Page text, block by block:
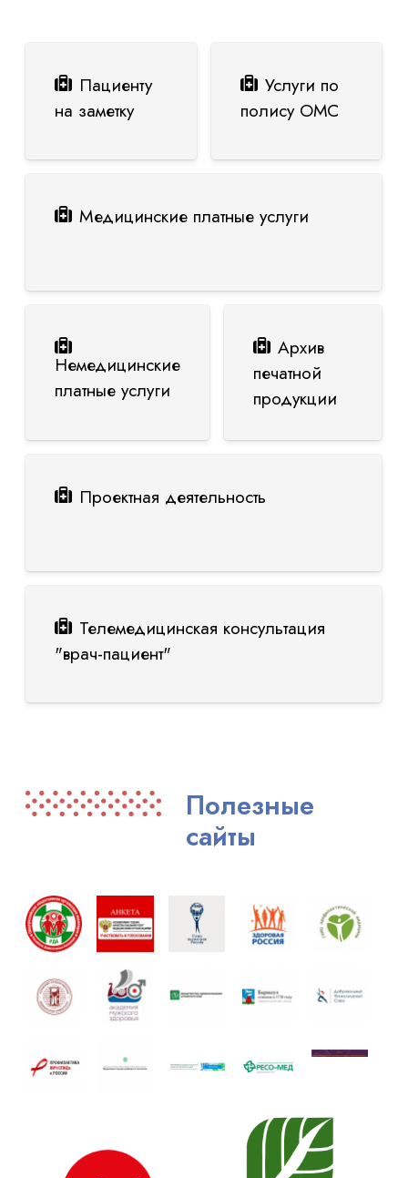
Пациенту
на заметку
Услуги по
полису ОМС
Медицинские платные услуги
Немедицинские
платные услуги
Архив
печатной
продукции
Проектная деятельность
Телемедицинская консультация
"врач-пациент"
Полезные
сайты